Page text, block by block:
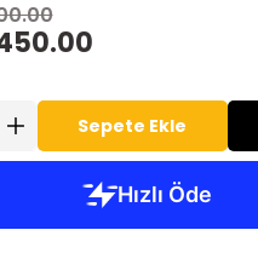
Sepete Ekle